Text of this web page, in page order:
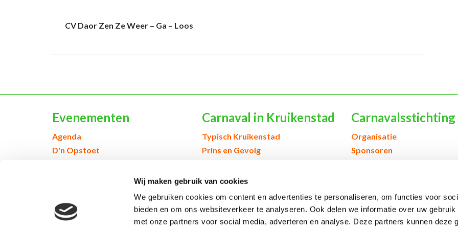
Wij maken gebruik van cookies
We gebruiken cookies om content en advertenties te personaliseren, om functies voor
bieden en om ons websiteverkeer te analyseren. Ook delen we informatie over uw
met onze partners voor social media, adverteren en analyse. Deze partners kunnen deze
CV Daor Zen Ze Weer – Ga – Loos
Evenementen
Agenda
D'n Opstoet
Inschrijven voor evenementen
Carnaval in Kruikenstad
Typisch Kruikenstad
Prins en Gevolg
Geschiedenis Kruikenstad
Carnavalsstichting
Organisatie
Sponsoren
© 2026 Kruikenstad. Product van2manydots